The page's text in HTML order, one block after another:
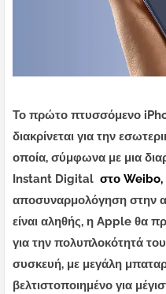
Το πρώτο πτυσσόμενο
διακρίνεται για την
οποία, σύμφωνα με μια
Instant Digital στο Weibo,
αποσυναρμολόγηση στην
είναι αληθής, η Apple θα
για την πολυπλοκότητά
συσκευή, με μεγάλη
βελτιστοποιημένο για